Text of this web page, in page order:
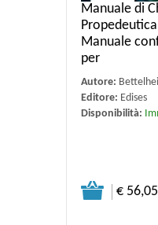
Manuale di
Manuale
per
Autore:
Editore: Edises
Disponibilità:
€ 56,05